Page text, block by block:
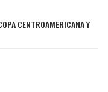
CENTROAMERICANA Y